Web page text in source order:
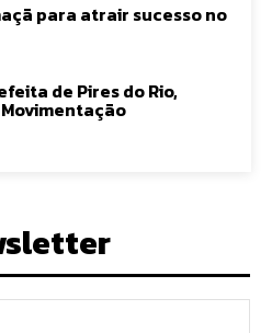
para atrair sucesso no
de Pires do Rio,